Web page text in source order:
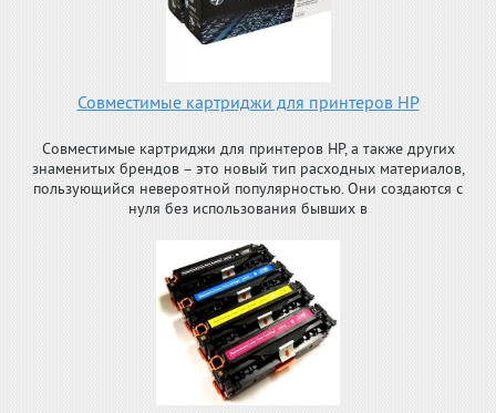
Совместимые картриджи для принтеров HP
Совместимые картриджи для принтеров HP, а также других
знаменитых брендов – это новый тип расходных материалов,
пользующийся невероятной популярностью. Они создаются с
нуля без использования бывших в